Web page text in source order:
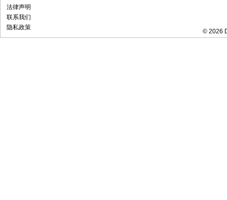
法律声明
联系我们
隐私政策
© 2026